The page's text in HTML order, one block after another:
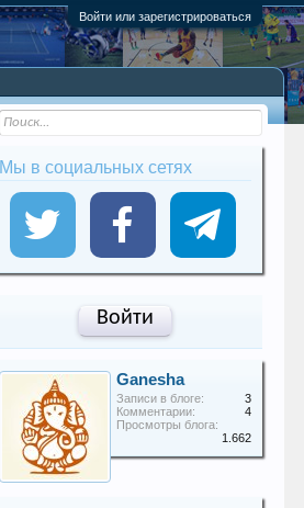
Войти или зарегистрироваться
Мы в социальных сетях
Войти
Ganesha
Записи в блоге:
3
Комментарии:
4
Просмотры блога:
1.662